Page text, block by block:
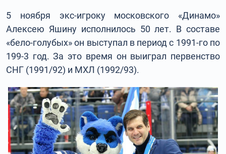
5 ноября экс-игроку московского «Динамо»
Алексею Яшину исполнилось 50 лет. В составе
«бело-голубых» он выступал в период с 1991-го по
199-3 год. За это время он выиграл первенство
СНГ (1991/92) и МХЛ (1992/93).